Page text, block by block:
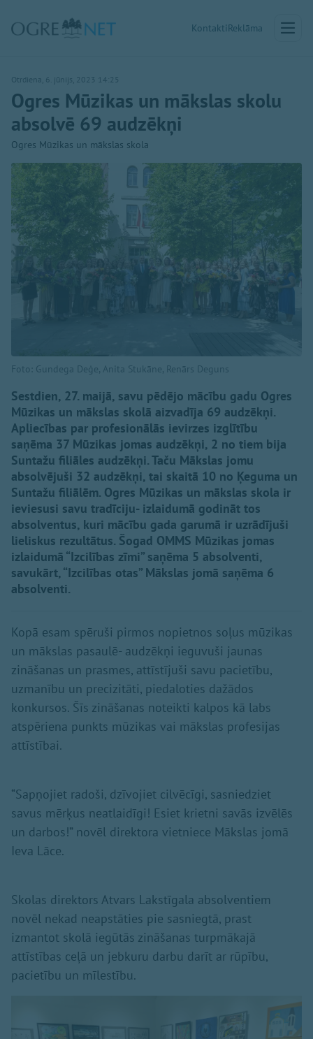
KontaktiReklāma
Otrdiena, 6. jūnijs, 2023 14:25
Ogres Mūzikas un mākslas skolu
absolvē 69 audzēkņi
Ogres Mūzikas un mākslas skola
Foto: Gundega Deģe, Anita Stukāne, Renārs Deguns
Sestdien, 27. maijā, savu pēdējo mācību gadu Ogres
Mūzikas un mākslas skolā aizvadīja 69 audzēkņi.
Apliecības par profesionālās ievirzes izglītību
saņēma 37 Mūzikas jomas audzēkņi, 2 no tiem bija
Suntažu filiāles audzēkņi. Taču Mākslas jomu
absolvējuši 32 audzēkņi, tai skaitā 10 no Ķeguma un
Suntažu filiālēm. Ogres Mūzikas un mākslas skola ir
ieviesusi savu tradīciju- izlaidumā godināt tos
absolventus, kuri mācību gada garumā ir uzrādījuši
lieliskus rezultātus. Šogad OMMS Mūzikas jomas
izlaidumā “Izcilības zīmi” saņēma 5 absolventi,
savukārt, “Izcilības otas” Mākslas jomā saņēma 6
absolventi.
Kopā esam spēruši pirmos nopietnos soļus mūzikas
un mākslas pasaulē- audzēkņi ieguvuši jaunas
zināšanas un prasmes, attīstījuši savu pacietību,
uzmanību un precizitāti, piedaloties dažādos
konkursos. Šīs zināšanas noteikti kalpos kā labs
atspēriena punkts mūzikas vai mākslas profesijas
attīstībai.
“Sapņojiet radoši, dzīvojiet cilvēcīgi, sasniedziet
savus mērķus neatlaidīgi! Esiet krietni savās izvēlēs
un darbos!” novēl direktora vietniece Mākslas jomā
Ieva Lāce.
Skolas direktors Atvars Lakstīgala absolventiem
novēl nekad neapstāties pie sasniegtā, prast
izmantot skolā iegūtās zināšanas turpmākajā
attīstības ceļā un jebkuru darbu darīt ar rūpību,
pacietību un mīlestību.